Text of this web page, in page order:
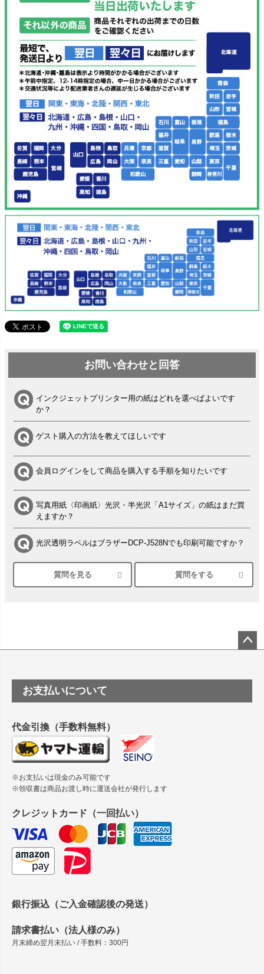
お問い合わせと回答
インクジェットプリンター用の紙はどれを選べばよいです
か？
ゲスト購入の方法を教えてほしいです
会員ログインをして商品を購入する手順を知りたいです
写真用紙〈印画紙〉光沢・半光沢「A1サイズ」の紙はまだ買
えますか？
光沢透明ラベルはブラザーDCP-J528Nでも印刷可能ですか？
シルバーペーパーにEPSON EP-30VAで印刷するときの設定
は？
塩ビのロール紙で離型紙が透明の商品はありますか
つや消し半透明ラベルのロールタイプはありますか？
縦420mm×横650mmの包装紙に適した紙はありますか？
質問を見る 質問をする
ップ
お支払いについて
代金引換（手数料無料）
※お支払いは現金のみ可能です
※領収書は商品お渡し時に運送会社が発行します
クレジットカード（一回払い）
銀行振込（ご入金確認後の発送）
請求書払い（法人様のみ）
月末締め翌月末払い / 手数料：300円